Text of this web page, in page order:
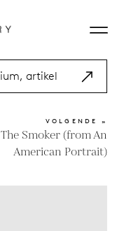
VOLGENDE »
The Smoker (from An
American Portrait)